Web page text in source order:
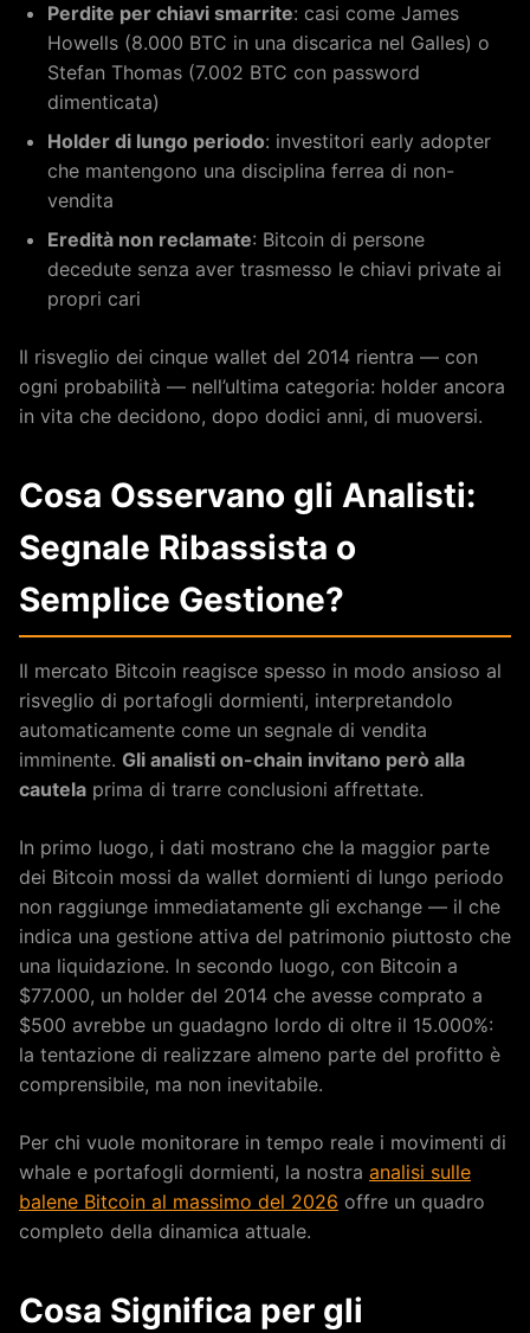
Perdite per chiavi smarrite: casi come James
Howells (8.000 BTC in una discarica nel Galles) o
Stefan Thomas (7.002 BTC con password
dimenticata)
Holder di lungo periodo: investitori early adopter
che mantengono una disciplina ferrea di non-
vendita
Eredità non reclamate: Bitcoin di persone
decedute senza aver trasmesso le chiavi private ai
propri cari
Il risveglio dei cinque wallet del 2014 rientra — con
ogni probabilità — nell’ultima categoria: holder ancora
in vita che decidono, dopo dodici anni, di muoversi.
Cosa Osservano gli Analisti:
Segnale Ribassista o
Semplice Gestione?
Il mercato Bitcoin reagisce spesso in modo ansioso al
risveglio di portafogli dormienti, interpretandolo
automaticamente come un segnale di vendita
imminente. Gli analisti on-chain invitano però alla
cautela prima di trarre conclusioni affrettate.
In primo luogo, i dati mostrano che la maggior parte
dei Bitcoin mossi da wallet dormienti di lungo periodo
non raggiunge immediatamente gli exchange — il che
indica una gestione attiva del patrimonio piuttosto che
una liquidazione. In secondo luogo, con Bitcoin a
$77.000, un holder del 2014 che avesse comprato a
$500 avrebbe un guadagno lordo di oltre il 15.000%:
la tentazione di realizzare almeno parte del profitto è
comprensibile, ma non inevitabile.
Per chi vuole monitorare in tempo reale i movimenti di
whale e portafogli dormienti, la nostra analisi sulle
balene Bitcoin al massimo del 2026 offre un quadro
completo della dinamica attuale.
Cosa Significa per gli